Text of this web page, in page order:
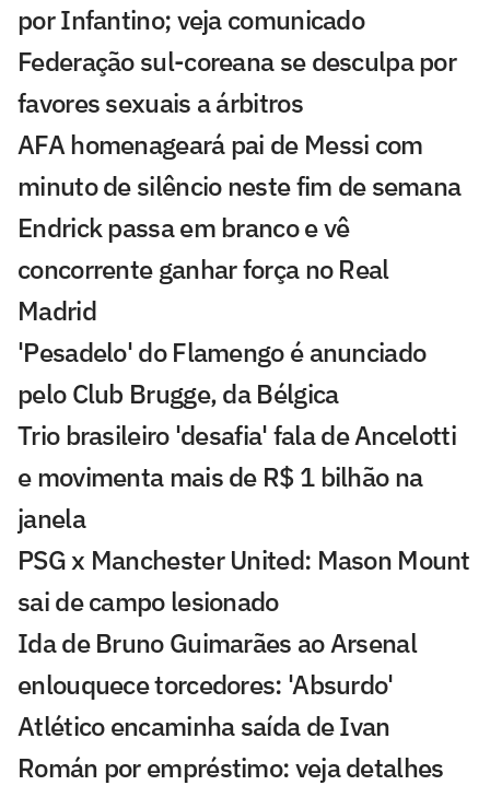
por Infantino; veja comunicado
Federação sul-coreana se desculpa por
favores sexuais a árbitros
AFA homenageará pai de Messi com
minuto de silêncio neste fim de semana
Endrick passa em branco e vê
concorrente ganhar força no Real
Madrid
'Pesadelo' do Flamengo é anunciado
pelo Club Brugge, da Bélgica
Trio brasileiro 'desafia' fala de Ancelotti
e movimenta mais de R$ 1 bilhão na
janela
PSG x Manchester United: Mason Mount
sai de campo lesionado
Ida de Bruno Guimarães ao Arsenal
enlouquece torcedores: 'Absurdo'
Atlético encaminha saída de Ivan
Román por empréstimo: veja detalhes